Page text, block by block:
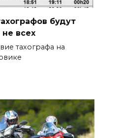
будут
всех
тахографа на